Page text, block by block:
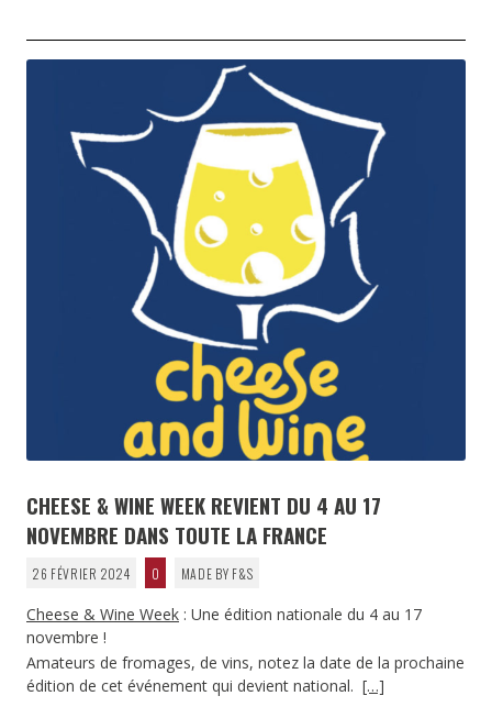
CHEESE & WINE WEEK REVIENT DU 4 AU 17
NOVEMBRE DANS TOUTE LA FRANCE
26 FÉVRIER 2024 0 MADE BY F&S
Cheese & Wine Week : Une édition nationale du 4 au 17
novembre !
Amateurs de fromages, de vins, notez la date de la prochaine
édition de cet événement qui devient national. […]